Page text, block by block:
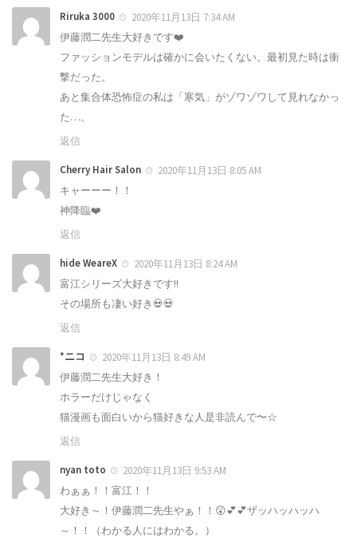
Riruka 3000
2020年11月13日 7:34 AM
伊藤潤二先生大好きです❤️
ファッションモデルは確かに会いたくない。最初見た時は衝
撃だった。
あと集合体恐怖症の私は「寒気」がゾワゾワして見れなかっ
た…。
返信
Cherry Hair Salon
2020年11月13日 8:05 AM
キャーーー！！
神降臨❤️
返信
hide WeareX
2020年11月13日 8:24 AM
富江シリーズ大好きです!!
その場所も凄い好き💀💀
返信
*ニコ
2020年11月13日 8:49 AM
伊藤潤二先生大好き！
ホラーだけじゃなく
猫漫画も面白いから猫好きな人是非読んで〜☆
返信
nyan toto
2020年11月13日 9:53 AM
わぁぁ！！富江！！
大好き～！伊藤潤二先生やぁ！！😲💕💕ザッハッハッハ
～！！（わかる人にはわかる。）